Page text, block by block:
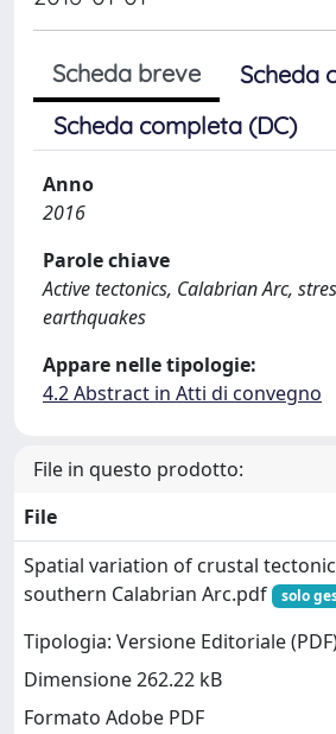
Scheda breve
Scheda
Scheda completa (DC)
Anno
2016
Parole chiave
Active tectonics, Calabrian Arc,
earthquakes
Appare nelle tipologie:
4.2 Abstract in Atti di convegno
File in questo prodotto:
File
Spatial variation of crustal
southern Calabrian Arc.pdf
solo
Tipologia: Versione Editoriale
Dimensione 262.22 kB
Formato Adobe PDF